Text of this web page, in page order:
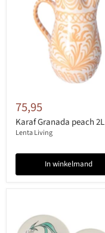
75,95
Karaf Granada peach 2L
Lenta Living
In winkelmand